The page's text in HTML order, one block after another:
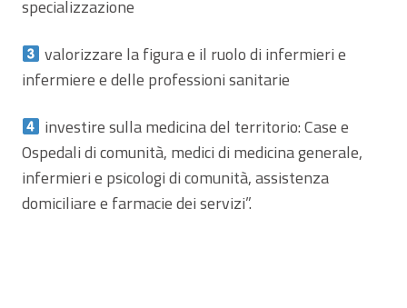
specializzazione
valorizzare la figura e il ruolo di infermieri e
infermiere e delle professioni sanitarie
investire sulla medicina del territorio: Case e
Ospedali di comunità, medici di medicina generale,
infermieri e psicologi di comunità, assistenza
domiciliare e farmacie dei servizi”.